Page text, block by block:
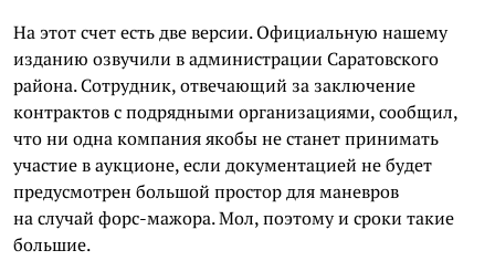
На этот счет есть две версии. Официальную нашему
изданию озвучили в администрации Саратовского
района. Сотрудник, отвечающий за заключение
контрактов с подрядными организациями, сообщил,
что ни одна компания якобы не станет принимать
участие в аукционе, если документацией не будет
предусмотрен большой простор для маневров
на случай форс-мажора. Мол, поэтому и сроки такие
большие.